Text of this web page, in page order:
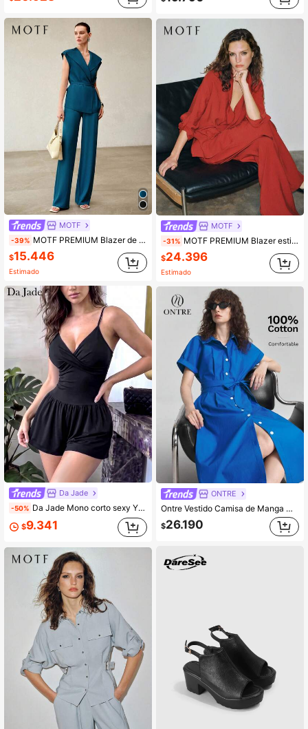
MOTF
-39% MOTF PREMIUM Blazer de solapa fina de moda para mujer
$15.446
Estimado
Da Jade
-50% Da Jade Mono corto sexy Y2K negro de mujer con tirantes finos, nudo delantero, escote en V y corte holgado, conjunto casual de verano para playa y vacaciones
$9.341
MOTF
-31% MOTF PREMIUM Blazer estilo camisa de silueta holgada minimalista urbana primavera/verano
$24.396
Estimado
ONTRE
Ontre Vestido Camisa de Manga Corta Azul Otoño 2026 con Cinturón y Hebilla, Vestido Elegante Simple Urbano Moderno Versátil para Mujer, Atuendo para Ir al Trabajo, Maestra, Casual, Playa, Vacaciones, Invitada de Boda, Fiesta, Reunión, Té, Cita Romántica, Tela Cómoda, Ajuste Holgado, Vestido de Largo Medio de Moda
$26.190